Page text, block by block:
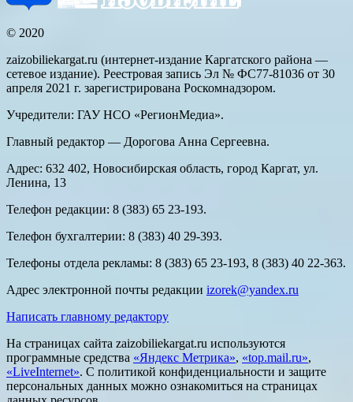
© 2020
zaizobiliekargat.ru (интернет-издание Каргатского района —
сетевое издание). Реестровая запись Эл № ФС77-81036 от 30
апреля 2021 г. зарегистрирована Роскомнадзором.
Учредители: ГАУ НСО «РегионМедиа».
Главный редактор — Дорогова Анна Сергеевна.
Адрес: 632 402, Новосибирская область, город Каргат, ул.
Ленина, 13
Телефон редакции: 8 (383) 65 23-193.
Телефон бухгалтерии: 8 (383) 40 29-393.
Телефоны отдела рекламы: 8 (383) 65 23-193, 8 (383) 40 22-363.
Адрес электронной почты редакции izorek@yandex.ru
Написать главному редактору
На страницах сайта zaizobiliekargat.ru используются
программные средства «Яндекс Метрика», «top.mail.ru»,
«LiveInternet». С политикой конфиденциальности и защите
персональных данных можно ознакомиться на страницах